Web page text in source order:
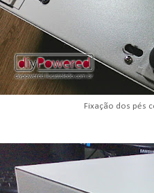
Fixação dos pés